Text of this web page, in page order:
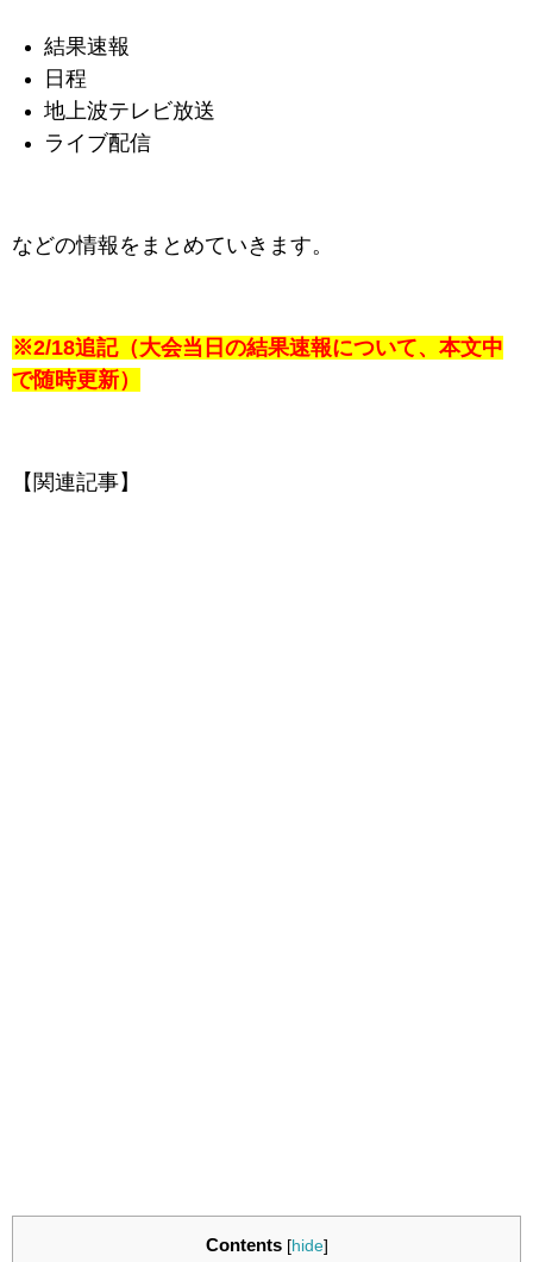
結果速報
日程
地上波テレビ放送
ライブ配信
などの情報をまとめていきます。
※2/18追記（大会当日の結果速報について、本文中
で随時更新）
【関連記事】
Contents [hide]